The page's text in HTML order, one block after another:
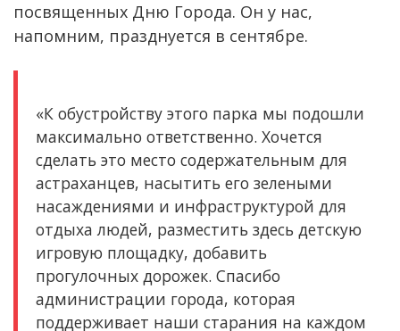
посвященных Дню Города. Он у нас,
напомним, празднуется в сентябре.
«К обустройству этого парка мы подошли
максимально ответственно. Хочется
сделать это место содержательным для
астраханцев, насытить его зелеными
насаждениями и инфраструктурой для
отдыха людей, разместить здесь детскую
игровую площадку, добавить
прогулочных дорожек. Спасибо
администрации города, которая
поддерживает наши старания на каждом